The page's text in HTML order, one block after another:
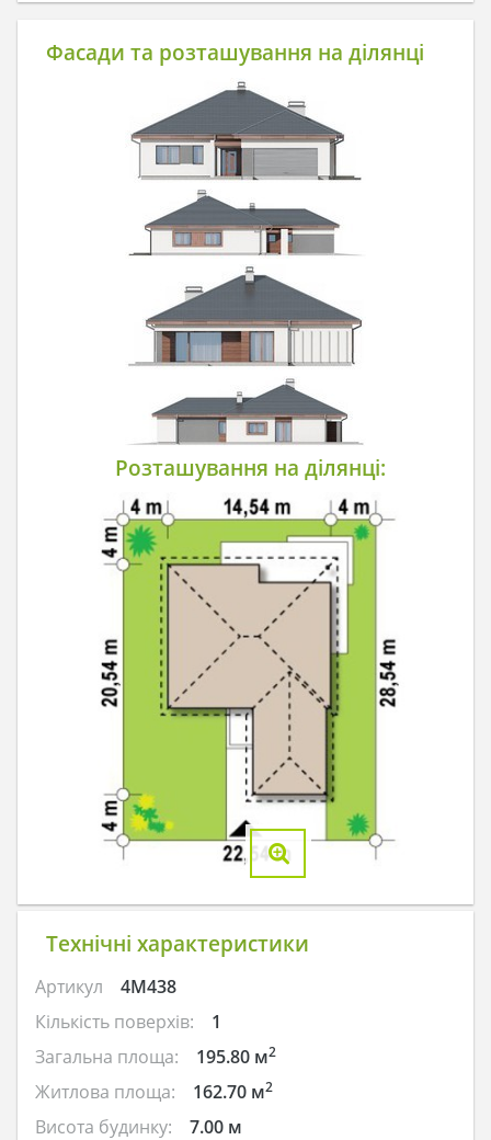
Фасади та розташування на ділянці
Розташування на ділянці:
Технічні характеристики
Артикул
4M438
Кількість поверхів:
1
Загальна площа:
195.80 м2
Житлова площа: 162.70 м2
Висота будинку:
7.00 м